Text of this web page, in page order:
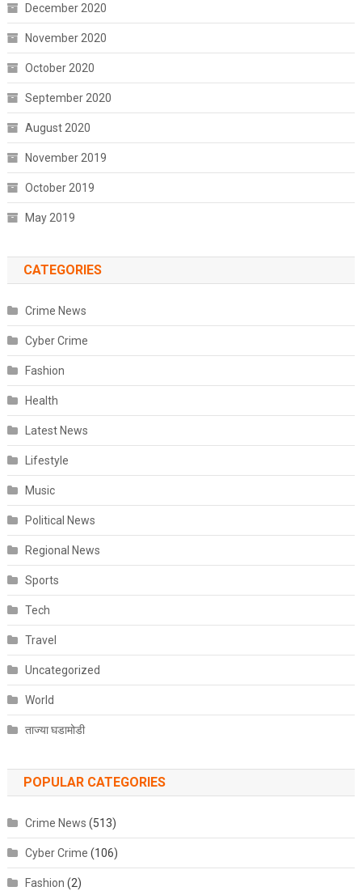
December 2020
November 2020
October 2020
September 2020
August 2020
November 2019
October 2019
May 2019
CATEGORIES
Crime News
Cyber Crime
Fashion
Health
Latest News
Lifestyle
Music
Political News
Regional News
Sports
Tech
Travel
Uncategorized
World
ताज्या घडामोडी
POPULAR CATEGORIES
Crime News (513)
Cyber Crime (106)
Fashion (2)